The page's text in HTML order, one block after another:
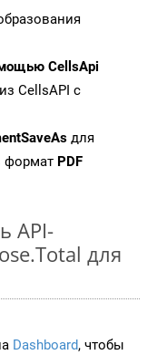
CellsApi
из CellsAPI с
для
формат PDF
API-
для
Dashboard, чтобы